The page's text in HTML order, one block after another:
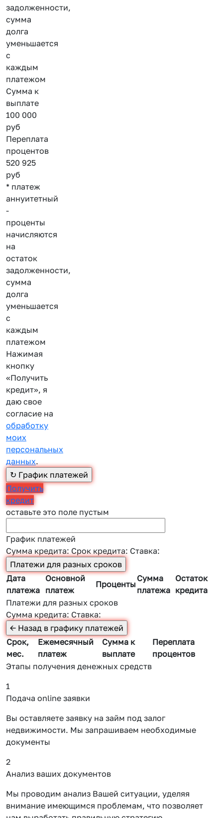
задолженности,
сумма
долга
уменьшается
с
каждым
платежом
Сумма к
выплате
100 000
руб
Переплата
процентов
520 925
руб
* платеж
аннуитетный
-
проценты
начисляются
на
остаток
задолженности,
сумма
долга
уменьшается
с
каждым
платежом
Нажимая
кнопку
«Получить
кредит», я
даю свое
согласие на
обработку
моих
персональных
данных.
Получить
кредит
оставьте это поле пустым
График платежей
Сумма кредита: Срок кредита: Ставка:
Дата
платежа
Основной
платеж
Проценты
Сумма
платежа
Остаток
кредита
Платежи для разных сроков
Сумма кредита: Ставка:
Срок,
мес.
Ежемесячный
платеж
Сумма к
выплате
Переплата
процентов
Этапы получения денежных средств
1
Подача online заявки
Вы оставляете заявку на займ под залог
недвижимости. Мы запрашиваем необходимые
документы
2
Анализ ваших документов
Мы проводим анализ Вашей ситуации, уделяя
внимание имеющимся проблемам, что позволяет